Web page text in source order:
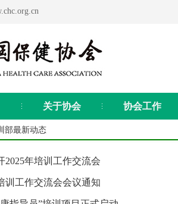
关于协会 协会工作
部最新动态
2025年培训工作交流会
训工作交流会会议通知